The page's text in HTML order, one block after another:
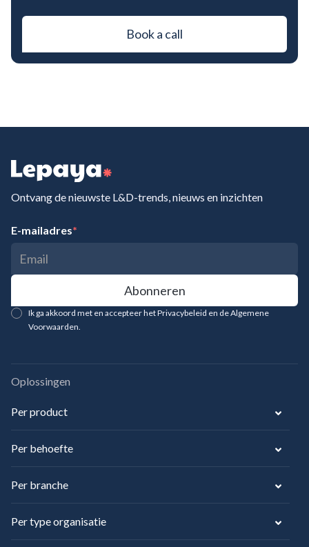
Book a call
Ontvang de nieuwste L&D-trends, nieuws en inzichten
E-mailadres*
Ik ga akkoord met en accepteer het Privacybeleid en de Algemene
Voorwaarden.
Oplossingen
Per product
Per behoefte
Per branche
Per type organisatie